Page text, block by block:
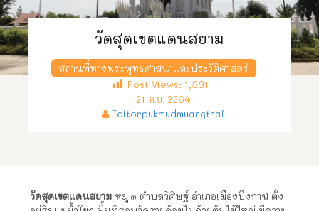
วัดสุดเขตแดนสยาม
สถานที่ทางพระพุทธศาสนาและประวัติศาสตร์
Post Views: 1,331
21 ก.ย. 2564
Editorpukmudmuangthai
วัดสุดเขตแดนสยาม หมู่ ๓ ตำบลวิศิษฐ์ อำเภอเมืองบึงกาฬ ตั้ง